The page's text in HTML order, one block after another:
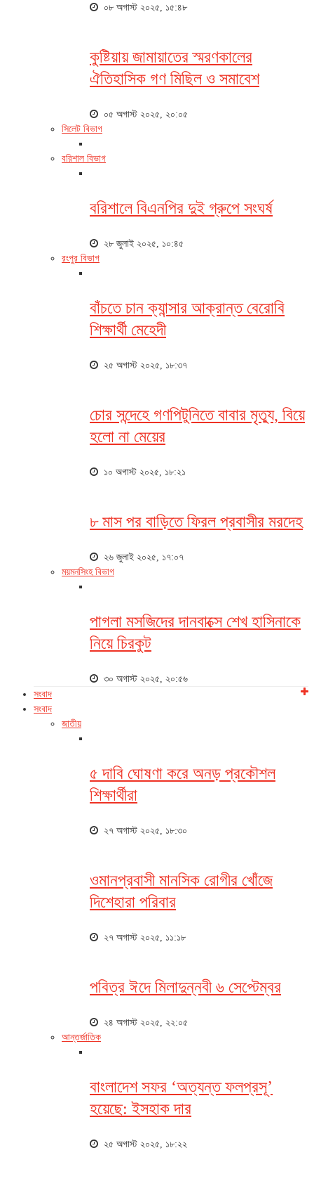
০৮ অগাস্ট ২০২৫, ১৫:৪৮
কুষ্টিয়ায় জামায়াতের স্মরণকালের
ঐতিহাসিক গণ মিছিল ও সমাবেশ
০৫ অগাস্ট ২০২৫, ২০:০৫
সিলেট বিভাগ
বরিশাল বিভাগ
বরিশালে বিএনপির দুই গ্রুপে সংঘর্ষ
২৮ জুলাই ২০২৫, ১০:৪৫
রংপুর বিভাগ
বাঁচতে চান ক্যান্সার আক্রান্ত বেরোবি
শিক্ষার্থী মেহেদী
২৫ অগাস্ট ২০২৫, ১৮:৩৭
চোর সন্দেহে গণপিটুনিতে বাবার মৃত্যু, বিয়ে
হলো না মেয়ের
১০ অগাস্ট ২০২৫, ১৮:২১
৮ মাস পর বাড়িতে ফিরল প্রবাসীর মরদেহ
২৬ জুলাই ২০২৫, ১৭:০৭
ময়মনসিংহ বিভাগ
পাগলা মসজিদের দানবাক্সে শেখ হাসিনাকে
নিয়ে চিরকুট
৩০ অগাস্ট ২০২৫, ২০:৫৬
সংবাদ
সংবাদ
জাতীয়
৫ দাবি ঘোষণা করে অনড় প্রকৌশল
শিক্ষার্থীরা
২৭ অগাস্ট ২০২৫, ১৮:৩০
ওমানপ্রবাসী মানসিক রোগীর খোঁজে
দিশেহারা পরিবার
২৭ অগাস্ট ২০২৫, ১১:১৮
পবিত্র ঈদে মিলাদুন্নবী ৬ সেপ্টেম্বর
২৪ অগাস্ট ২০২৫, ২২:০৫
আন্তর্জাতিক
বাংলাদেশ সফর ‘অত্যন্ত ফলপ্রসূ’
হয়েছে: ইসহাক দার
২৫ অগাস্ট ২০২৫, ১৮:২২